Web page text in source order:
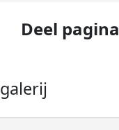
Deel pagina
galerij